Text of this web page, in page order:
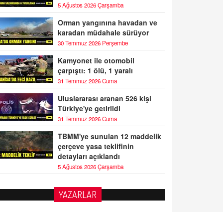
5 Ağustos 2026 Çarşamba
Orman yangınına havadan ve
karadan müdahale sürüyor
30 Temmuz 2026 Perşembe
Kamyonet ile otomobil
çarpıştı: 1 ölü, 1 yaralı
31 Temmuz 2026 Cuma
Uluslararası aranan 526 kişi
Türkiye'ye getirildi
31 Temmuz 2026 Cuma
TBMM'ye sunulan 12 maddelik
çerçeve yasa teklifinin
detayları açıklandı
5 Ağustos 2026 Çarşamba
YAZARLAR